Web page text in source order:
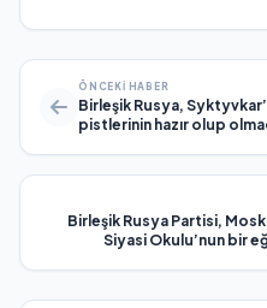
ÖNCEKI HABER
Birleşik Rusya,
pistlerinin hazır olup
Birleşik Rusya Partisi,
Siyasi Okulu’nun bir